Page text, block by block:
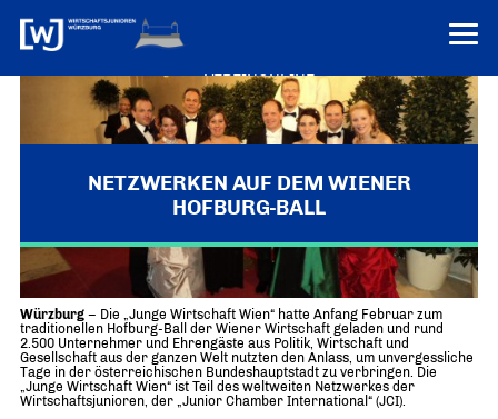
VEREINONLINE
AKTUELLES
ÜBER UNS
WER WIR SIND & DER VORSITZ
Forum „Junge Wirtschaft“ – Mitgliedermagazin
UNSER NETZWERK
Mitglieder
Senatoren
TERMINE
PRESSEMELDUNGEN
PROJEKTE
INFORMATIONEN
Ziele
NETZWERKEN AUF DEM WIENER
HOFBURG-BALL
Würzburger Jungunternehmer zu Gast in Österreich
Würzburg – Die „Junge Wirtschaft Wien“ hatte Anfang Februar zum
traditionellen Hofburg-Ball der Wiener Wirtschaft geladen und rund
2.500 Unternehmer und Ehrengäste aus Politik, Wirtschaft und
Gesellschaft aus der ganzen Welt nutzten den Anlass, um unvergessliche
Tage in der österreichischen Bundeshauptstadt zu verbringen. Die
„Junge Wirtschaft Wien“ ist Teil des weltweiten Netzwerkes der
Wirtschaftsjunioren, der „Junior Chamber International“ (JCI).